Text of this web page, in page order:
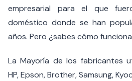
empresarial para el que
doméstico donde se han
años. Pero ¿sabes cómo
La Mayoría de los fabricantes
HP, Epson, Brother, Samsung,